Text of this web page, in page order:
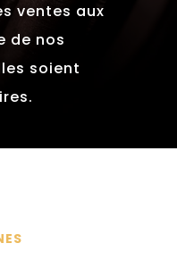
ventes aux
de nos
soient